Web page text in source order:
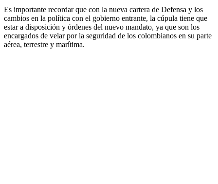
Es importante recordar que con la nueva cartera de Defensa y los
cambios en la política con el gobierno entrante, la cúpula tiene que
estar a disposición y órdenes del nuevo mandato, ya que son los
encargados de velar por la seguridad de los colombianos en su parte
aérea, terrestre y marítima.